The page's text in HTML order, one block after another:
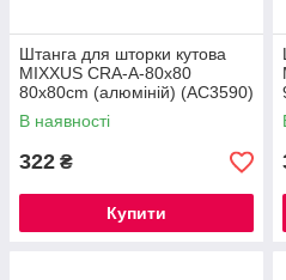
Штанга для шторки кутова
MIXXUS CRA-A-80x80
80x80cm (алюміній) (AC3590)
В наявності
322 ₴
Купити